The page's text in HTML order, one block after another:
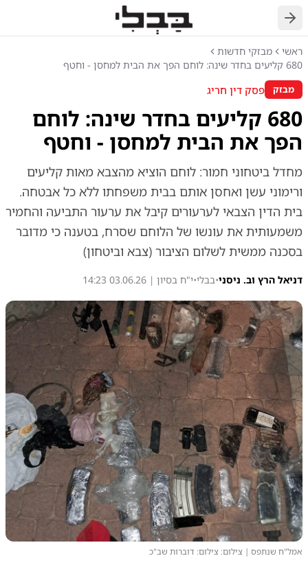
חזרה
ראשי
מבזקי חדשות
680 קליעים בחדר שינה: לוחם הפך את הבית למחסן - וחטף
מבזק פסק דין חריג
680 קליעים בחדר שינה: לוחם
הפך את הבית למחסן - וחטף
מחדל ביטחוני חמור: לוחם הוציא מהצבא מאות קליעים
ורימוני עשן ואחסן אותם בבית משפחתו ללא כל אבטחה.
בית הדין הצבאי לערעורים קיבל את ערעור התביעה והחמיר
משמעותית את עונשו של הלוחם שסרח, בטענה כי מדובר
בסכנה ממשית לשלום הציבור (צבא וביטחון)
דניאל הרץ וב. ניסני•בבלי•י"ח בסיון | 03.06.26 14:23
אמל"ח שנתפס | צילום: צילום: דוברות שב"כ